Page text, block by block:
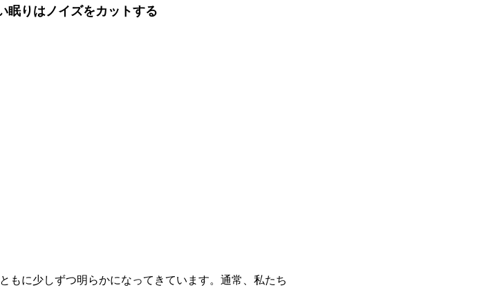
眠りはノイズをカットする
もに少しずつ明らかになってきています。通常、私たち